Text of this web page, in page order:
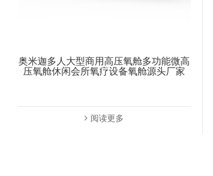
奥米迦多人大型商用高压氧舱多功能微高
压氧舱休闲会所氧疗设备氧舱源头厂家
阅读更多